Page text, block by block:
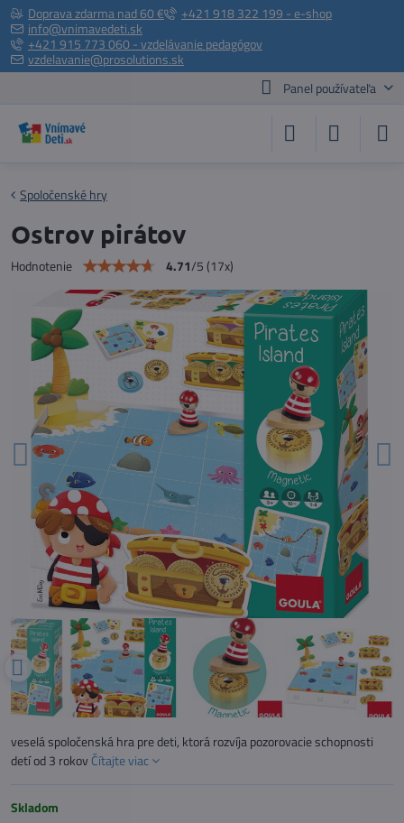
Doprava zdarma nad 60 €
+421 918 322 199 - e-shop
info@vnimavedeti.sk
+421 915 773 060 - vzdelávanie pedagógov
vzdelavanie@prosolutions.sk
Panel používateľa
Spoločenské hry
Ostrov pirátov
Hodnotenie 4.71/5(17x)
veselá spoločenská hra pre deti, ktorá rozvíja pozorovacie schopnosti
detí od 3 rokovČítajte viac
Skladom